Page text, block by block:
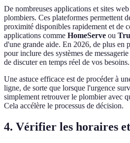
De nombreuses applications et sites
plombiers. Ces plateformes permettent
proximité disponibles rapidement et de
applications comme HomeServe ou
d'une grande aide. En 2026, de plus en
pour inclure des systèmes de
de discuter en temps réel de vos besoins.
Une astuce efficace est de procéder à
ligne, de sorte que lorsque l'urgence
simplement retrouver le plombier avec
Cela accélère le processus de décision.
4. Vérifier les horaires